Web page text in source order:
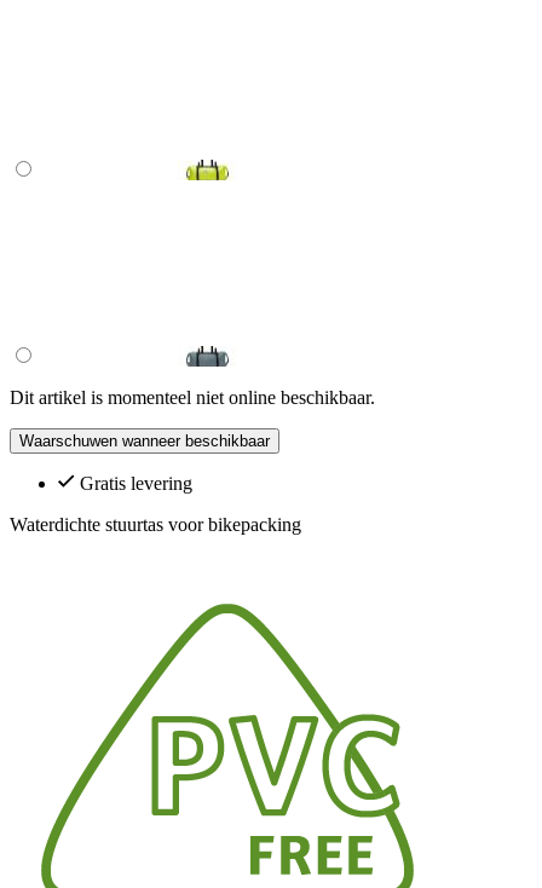
Dit artikel is momenteel niet online beschikbaar.
Waarschuwen wanneer beschikbaar
Gratis levering
Waterdichte stuurtas voor bikepacking